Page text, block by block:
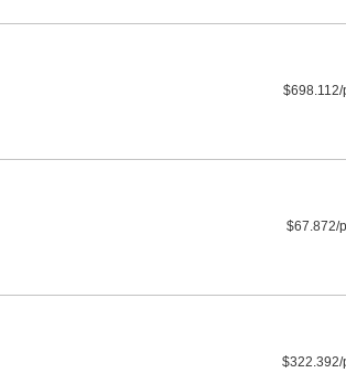
$698.112/
$67.872/
$322.392/